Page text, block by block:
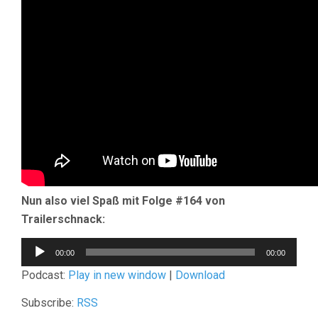
Nun also viel Spaß mit Folge #164 von
Trailerschnack:
Audio-
Player
00:00 00:00
Podcast: Play in new window | Download
Subscribe: RSS